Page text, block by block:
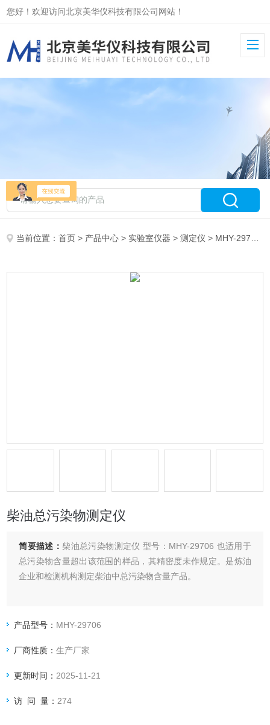
您好！欢迎访问北京美华仪科技有限公司网站！
当前位置：首页 > 产品中心 > 实验室仪器 >测定仪 > MHY-29706柴油总污染物测定仪
柴油总污染物测定仪
简要描述： 柴油总污染物测定仪 型号：MHY-29706 也适用于
总污染物含量超出该范围的样品，其精密度未作规定。是炼油
企业和检测机构测定柴油中总污染物含量产品。
产品型号： MHY-29706
厂商性质：生产厂家
更新时间： 2025-11-21
访 问 量： 274